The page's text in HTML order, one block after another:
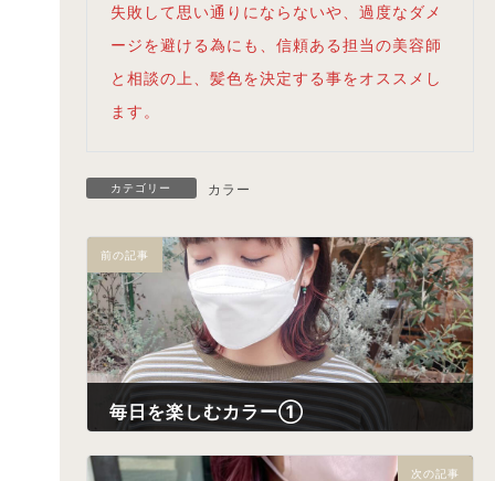
失敗して思い通りにならないや、過度なダメ
ージを避ける為にも、信頼ある担当の美容師
と相談の上、髪色を決定する事をオススメし
ます。
カテゴリー カラー
前の記事
毎日を楽しむカラー①
次の記事